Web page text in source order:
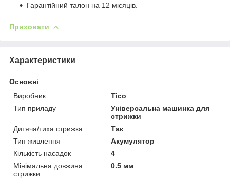
Гарантійний талон на 12 місяців.
Приховати
Характеристики
Основні
Виробник
Tico
Тип приладу
Універсальна машинка для
стрижки
Дитяча/тиха стрижка
Так
Тип живлення
Акумулятор
Кількість насадок
4
Мінімальна довжина
стрижки
0.5 мм